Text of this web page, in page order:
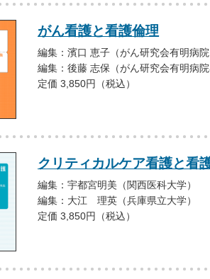
がん看護と看護倫理
編集：濱口 恵子（がん研究会有明病
編集：後藤 志保（がん研究会有明病
定価 3,850円（税込）
クリティカルケア看護と看
編集：宇都宮明美（関西医科大学）
編集：大江 理英（兵庫県立大学）
定価 3,850円（税込）